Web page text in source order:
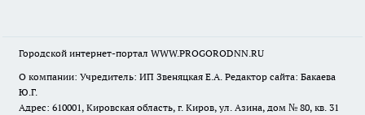
Городской интернет-портал WWW.PROGORODNN.RU
О компании: Учредитель: ИП Звеняцкая Е.А. Редактор сайта: Бакаева
Ю.Г.
Адрес: 610001, Кировская область, г. Киров, ул. Азина, дом № 80, кв. 31